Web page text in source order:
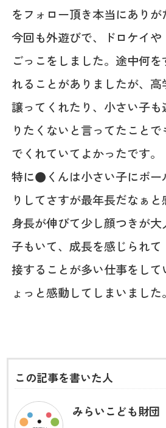
をフォロー頂き本当にありが
今回も外遊びで、ドロケイ
ごっこをしました。途中何
れることがありましたが、
譲ってくれたり、小さい子
りたくないと言ってたこと
でくれていてよかったです。
特に●くんは小さい子にボー
りしてさすが最年長だなぁと
身長が伸びて少し顔つきが大
子もいて、成長を感じられて
接することが多い仕事をして
ょっと感動してしまいました。
この記事を書いた人
みらいこども財団